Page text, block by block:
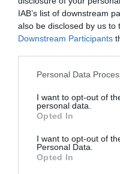
IAB’s list of downstream
also be disclosed by us to
Downstream Participants
Personal Data
I want to opt-out of
personal data.
Opted In
I want to opt-out of
Personal Data.
Opted In
Strö gärna riven